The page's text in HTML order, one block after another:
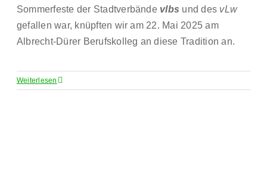
Sommerfeste der Stadtverbände vlbs und des vLw
gefallen war, knüpften wir am 22. Mai 2025 am
Albrecht-Dürer Berufskolleg an diese Tradition an.
Weiterlesen